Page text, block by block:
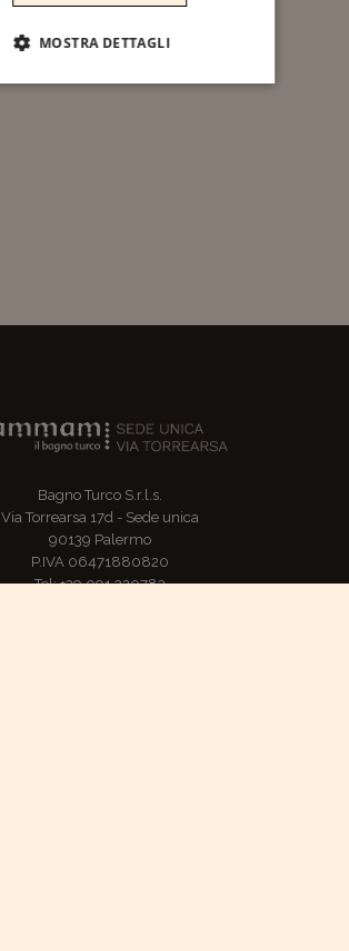
Bagno Turco S.r.l.s.
Via Torrearsa 17d - Sede unica
90139 Palermo
P.IVA 06471880820
Tel: +39 091 320783
MOSTRA DETTAGLI